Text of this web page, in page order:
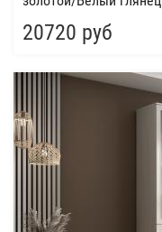
20720 руб